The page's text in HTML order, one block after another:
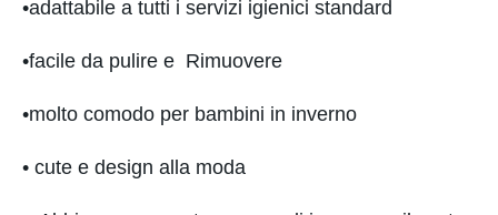
•adattabile a tutti i servizi igienici standard
•facile da pulire e Rimuovere
•molto comodo per bambini in inverno
• cute e design alla moda